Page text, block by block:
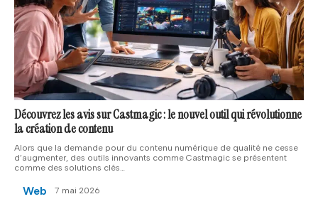
Découvrez les avis sur Castmagic : le nouvel outil qui révolutionne
la création de contenu
Alors que la demande pour du contenu numérique de qualité ne cesse
d’augmenter, des outils innovants comme Castmagic se présentent
comme des solutions clés
Web 7 mai 2026